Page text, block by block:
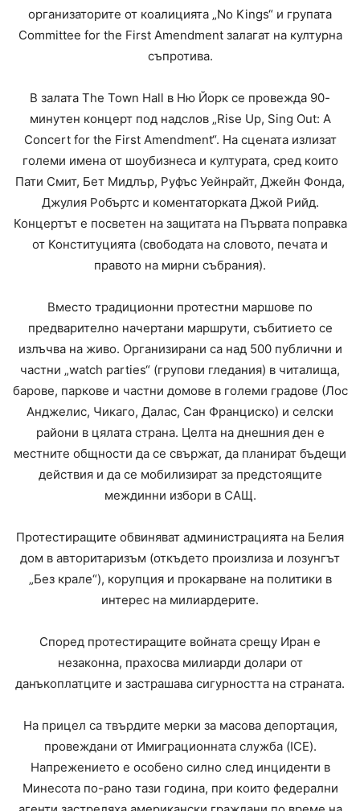
организаторите от коалицията „No Kings“ и групата
Committee for the First Amendment залагат на културна
съпротива.
В залата The Town Hall в Ню Йорк се провежда 90-
минутен концерт под надслов „Rise Up, Sing Out: A
Concert for the First Amendment“. На сцената излизат
големи имена от шоубизнеса и културата, сред които
Пати Смит, Бет Мидлър, Руфъс Уейнрайт, Джейн Фонда,
Джулия Робъртс и коментаторката Джой Рийд.
Концертът е посветен на защитата на Първата поправка
от Конституцията (свободата на словото, печата и
правото на мирни събрания).
Вместо традиционни протестни маршове по
предварително начертани маршрути, събитието се
излъчва на живо. Организирани са над 500 публични и
частни „watch parties“ (групови гледания) в читалища,
барове, паркове и частни домове в големи градове (Лос
Анджелис, Чикаго, Далас, Сан Франциско) и селски
райони в цялата страна. Целта на днешния ден е
местните общности да се свържат, да планират бъдещи
действия и да се мобилизират за предстоящите
междинни избори в САЩ.
Протестиращите обвиняват администрацията на Белия
дом в авторитаризъм (откъдето произлиза и лозунгът
„Без крале“), корупция и прокарване на политики в
интерес на милиардерите.
Според протестиращите войната срещу Иран е
незаконна, прахосва милиарди долари от
данъкоплатците и застрашава сигурността на страната.
На прицел са твърдите мерки за масова депортация,
провеждани от Имиграционната служба (ICE).
Напрежението е особено силно след инциденти в
Минесота по-рано тази година, при които федерални